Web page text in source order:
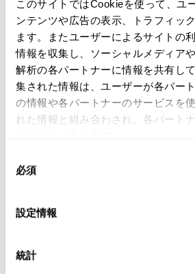
このサイトではCookieを使って、ユ
ンテンツや広告の表示、トラフィッ
ます。またユーザーによるサイトの
情報を収集し、ソーシャルメディア
解析の各パートナーに情報を共有し
集された情報は、ユーザーが各パー
の情報や各パートナーのサービスを
れた情報と組み合わされ、各パート
必須
設定情報
統計
COMME des GARCONS HOMME
PLUS Patchwork Suede Chukka
PLUS